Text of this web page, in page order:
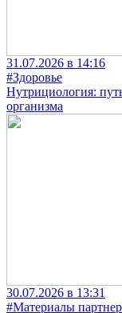
31.07.2026 в 14:16
#Здоровье
Нутрициология:
организма
30.07.2026 в 13:31
#Материалы